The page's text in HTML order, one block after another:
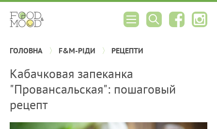
ГОЛОВНА F&M-РІДИ РЕЦЕПТИ
Кабачковая запеканка
"Провансальская": пошаговый
рецепт